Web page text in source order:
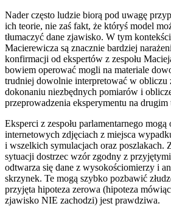
Nader często ludzie biorą pod uwagę
ich teorie, nie zaś fakt, że któryś model
tłumaczyć dane zjawisko. W tym
Macierewicza są znacznie bardziej
konfirmacji od ekspertów z zespołu
bowiem operować mogli na materiale
trudniej dowolnie interpretować w obliczu
dokonaniu niezbędnych pomiarów i
przeprowadzenia eksperymentu na
Eksperci z zespołu parlamentarnego
internetowych zdjęciach z miejsca
i wszelkich symulacjach oraz poszlakach.
sytuacji dostrzec wzór zgodny z
odtwarza się dane z wysokościomierzy i
skrzynek. Te mogą szybko pozbawić
przyjęta hipoteza zerowa (hipoteza
zjawisko NIE zachodzi) jest prawdziwa.